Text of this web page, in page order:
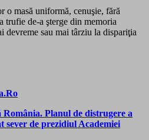
o masă uniformă, cenuşie, fără
trufie de-a şterge din memoria
devreme sau mai târziu la dispariţia
România. Planul de distrugere a
sever de prezidiul Academiei